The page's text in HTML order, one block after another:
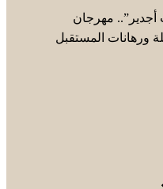
أجدير”.. مهرجان
ورهانات المستقبل